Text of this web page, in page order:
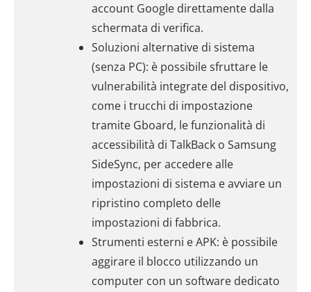
account Google direttamente dalla
schermata di verifica.
Soluzioni alternative di sistema
(senza PC): è possibile sfruttare le
vulnerabilità integrate del dispositivo,
come i trucchi di impostazione
tramite Gboard, le funzionalità di
accessibilità di TalkBack o Samsung
SideSync, per accedere alle
impostazioni di sistema e avviare un
ripristino completo delle
impostazioni di fabbrica.
Strumenti esterni e APK: è possibile
aggirare il blocco utilizzando un
computer con un software dedicato